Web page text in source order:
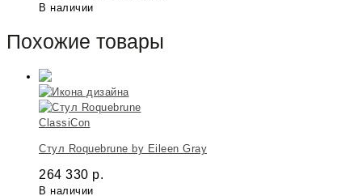
В наличии
Похожие товары
ClassiCon
Стул Roquebrune by Eileen Gray
264 330 р.
В наличии